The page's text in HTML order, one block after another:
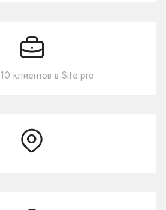
клиентов в Site.pro